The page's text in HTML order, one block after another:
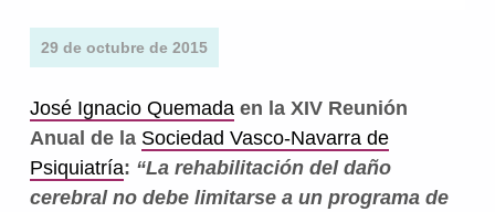
29 de octubre de 2015
José Ignacio Quemadaen la XIV Reunión
Anual de la Sociedad Vasco-Navarra de
Psiquiatría: “La rehabilitación del daño
cerebral no debe limitarse a un programa de